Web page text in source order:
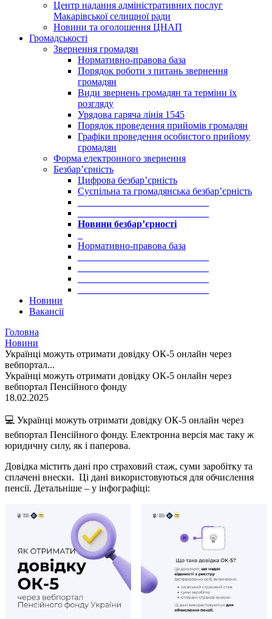
Центр надання адміністративних послуг
Макарівської селищної ради
Новини та оголошення ЦНАП
Громадськості
Звернення громадян
Нормативно-правова база
Порядок роботи з питань звернення
громадян
Види звернень громадян та терміни їх
розгляду
Урядова гаряча лінія 1545
Порядок проведення прийомів громадян
Графіки проведення особистого прийому
громадян
Форма електронного звернення
Безбар’єрність
Цифрова безбар’єрність
Суспільна та громадянська безбар’єрність
Новини безбар’єрності
Нормативно-правова база
Новини
Вакансії
Головна
Новини
Українці можуть отримати довідку ОК-5 онлайн через
вебпортал...
Українці можуть отримати довідку ОК-5 онлайн через
вебпортал Пенсійного фонду
18.02.2025
💻 Українці можуть отримати довідку ОК-5 онлайн через
вебпортал Пенсійного фонду. Електронна версія має таку ж
юридичну силу, як і паперова.
Довідка містить дані про страховий стаж, суми заробітку та
сплачені внески. Ці дані використовуються для обчислення
пенсії. Детальніше – у інфографіці: